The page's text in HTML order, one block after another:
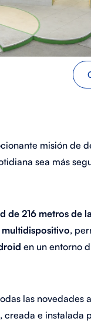
misión de
sea más
de 216 metros de
,
en un entorno
las novedades
, creada e instalada